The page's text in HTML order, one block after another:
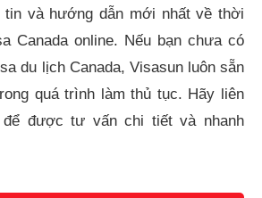
tin và hướng dẫn mới nhất về thời
Canada online. Nếu bạn chưa có
du lịch Canada, Visasun luôn sẵn
quá trình làm thủ tục. Hãy liên
được tư vấn chi tiết và nhanh